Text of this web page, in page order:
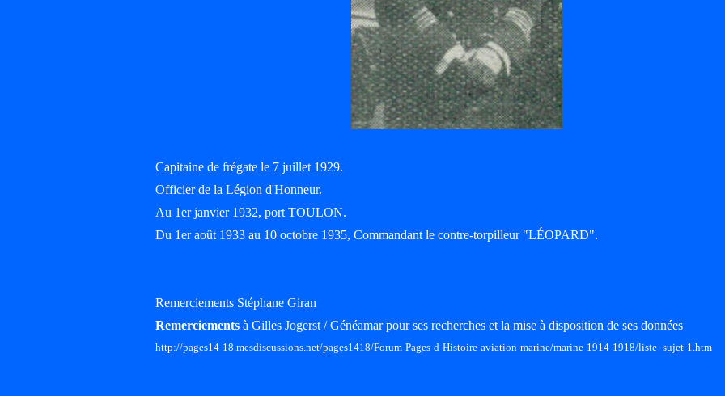
Capitaine de frégate le 7 juillet 1929.
Officier de la Légion d'Honneur.
Au 1er janvier 1932, port TOULON.
Du 1er août 1933 au 10 octobre 1935, Commandant le contre-torpilleur "LÉOPARD".
Remerciements Stéphane Giran
Remerciements à Gilles Jogerst / Généamar pour ses recherches et la mise à disposition de ses données
http://pages14-18.mesdiscussions.net/pages1418/Forum-Pages-d-Histoire-aviation-marine/marine-1914-1918/liste_sujet-1.htm